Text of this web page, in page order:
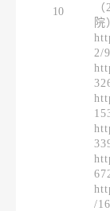
10
院
2/
/